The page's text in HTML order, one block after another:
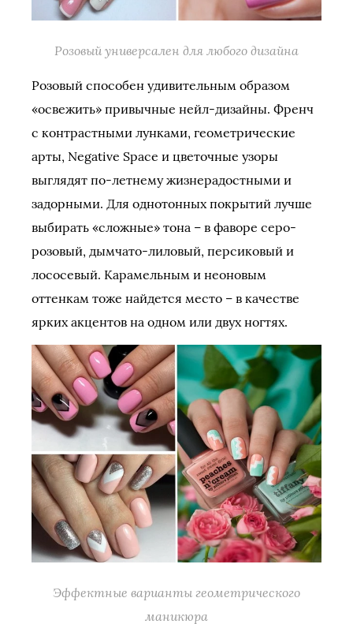
Розовый универсален для любого дизайна
Розовый способен удивительным образом
«освежить» привычные нейл-дизайны. Френч
с контрастными лунками, геометрические
арты, Negative Space и цветочные узоры
выглядят по-летнему жизнерадостными и
задорными. Для однотонных покрытий лучше
выбирать «сложные» тона – в фаворе серо-
розовый, дымчато-лиловый, персиковый и
лососевый. Карамельным и неоновым
оттенкам тоже найдется место – в качестве
ярких акцентов на одном или двух ногтях.
Эффектные варианты геометрического
маникюра